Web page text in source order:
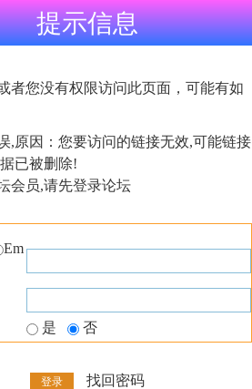
提示信息
者您没有权限访问此页面，可能有如
,原因：您要访问的链接无效,可能链接
已被删除!
会员,请先登录论坛
Em
是 否
找回密码